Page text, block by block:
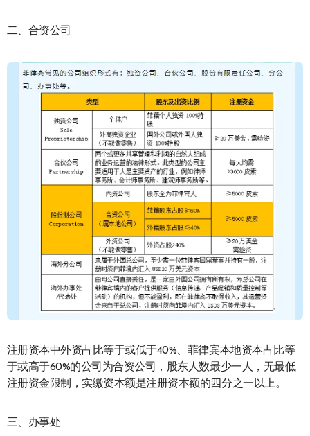
二、合资公司
注册资本中外资占比等于或低于40%、菲律宾本地资本占比等
于或高于60%的公司为合资公司，股东人数最少一人，无最低
注册资金限制，实缴资本额是注册资本额的四分之一以上。
三、办事处